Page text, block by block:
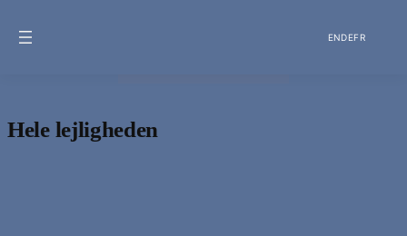
ENDEFR
Hele lejligheden